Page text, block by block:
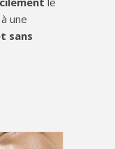
une
sans